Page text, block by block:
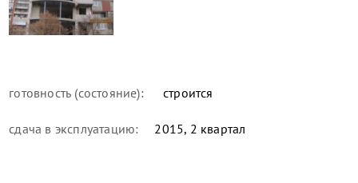
готовность (состояние): строится
сдача в эксплуатацию: 2015, 2 квартал